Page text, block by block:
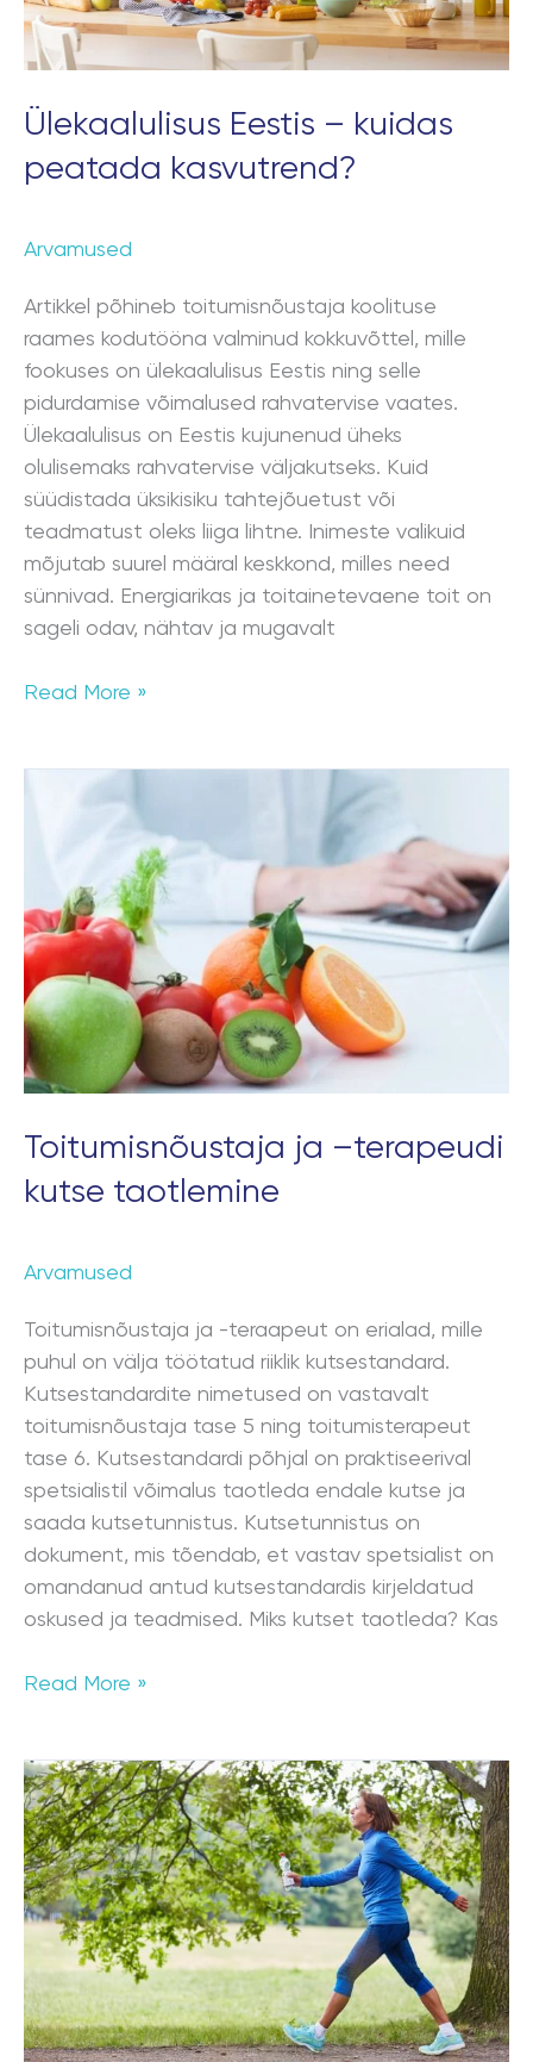
Ülekaalulisus Eestis – kuidas
peatada kasvutrend?
Arvamused
Artikkel põhineb toitumisnõustaja koolituse
raames kodutööna valminud kokkuvõttel, mille
fookuses on ülekaalulisus Eestis ning selle
pidurdamise võimalused rahvatervise vaates.
Ülekaalulisus on Eestis kujunenud üheks
olulisemaks rahvatervise väljakutseks. Kuid
süüdistada üksikisiku tahtejõuetust või
teadmatust oleks liiga lihtne. Inimeste valikuid
mõjutab suurel määral keskkond, milles need
sünnivad. Energiarikas ja toitainetevaene toit on
sageli odav, nähtav ja mugavalt
Read More »
Toitumisnõustaja ja –terapeudi
kutse taotlemine
Arvamused
Toitumisnõustaja ja -teraapeut on erialad, mille
puhul on välja töötatud riiklik kutsestandard.
Kutsestandardite nimetused on vastavalt
toitumisnõustaja tase 5 ning toitumisterapeut
tase 6. Kutsestandardi põhjal on praktiseerival
spetsialistil võimalus taotleda endale kutse ja
saada kutsetunnistus. Kutsetunnistus on
dokument, mis tõendab, et vastav spetsialist on
omandanud antud kutsestandardis kirjeldatud
oskused ja teadmised. Miks kutset taotleda? Kas
Toitumisnõustaja
terapeudi
kutse
taotlemine
Read More »
Kaalulangetus
–
kuidas
saavutada
püsiv
muutus?